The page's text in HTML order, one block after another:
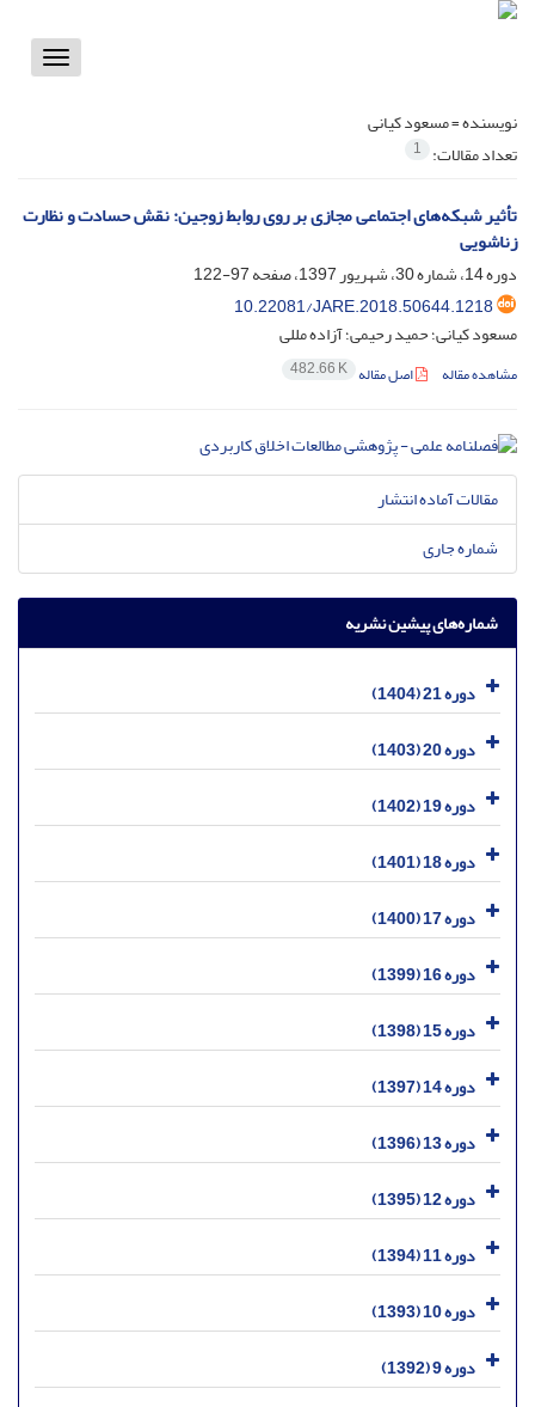
Toggle
نویسنده =مسعود کیانی
تعداد مقالات: 1
تأثیر شبکه‌های اجتماعی مجازی بر روی روابط زوجین: نقش حسادت و نظارت
زناشویی
دوره 14، شماره 30، شهریور 1397، صفحه
97-122
10.22081/JARE.2018.50644.1218
مسعود کیانی؛ حمید رحیمی؛ آزاده مللی
مشاهده مقاله اصل مقاله 482.66 K
مقالات آماده انتشار
شماره جاری
شماره‌های پیشین نشریه
دوره 21 (1404)
دوره 20 (1403)
دوره 19 (1402)
دوره 18 (1401)
دوره 17 (1400)
دوره 16 (1399)
دوره 15 (1398)
دوره 14 (1397)
دوره 13 (1396)
دوره 12 (1395)
دوره 11 (1394)
دوره 10 (1393)
دوره 9 (1392)